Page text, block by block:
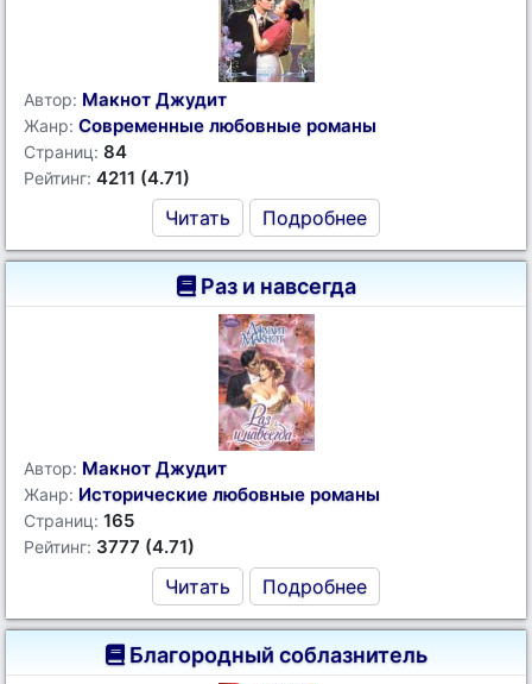
Автор: Макнот Джудит
Жанр: Современные любовные романы
Страниц: 84
Рейтинг: 4211 (4.71)
Читать Подробнее
Раз и навсегда
Автор: Макнот Джудит
Жанр: Исторические любовные романы
Страниц: 165
Рейтинг: 3777 (4.71)
Читать Подробнее
Благородный соблазнитель